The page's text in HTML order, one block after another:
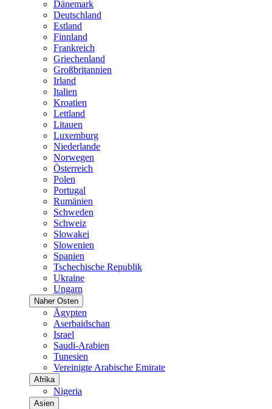
Dänemark
Deutschland
Estland
Finnland
Frankreich
Griechenland
Großbritannien
Irland
Italien
Kroatien
Lettland
Litauen
Luxemburg
Niederlande
Norwegen
Österreich
Polen
Portugal
Rumänien
Schweden
Schweiz
Slowakei
Slowenien
Spanien
Tschechische Republik
Ukraine
Ungarn
Naher Osten
Ägypten
Aserbaidschan
Israel
Saudi-Arabien
Tunesien
Vereinigte Arabische Emirate
Afrika
Nigeria
Asien